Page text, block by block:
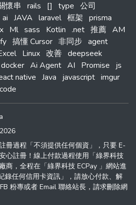
懷串 rails [] type 公司
ai JAVA laravel 框架 prisma
Ml sass Kotlin .net 推薦 AM
搞懂 Cursor 非同步 agent
Linux 改善 deepseek
docker Ai Agent AI Promise
js
native Java javascript imgur
冊過程「不須提供任何個資」，只要 E-
心註冊！線上付款過程使用「綠界科技
商，全程在「綠界科技 ECPay 」網站進
錄任何信用卡資訊」，請放心付款、解
粉專或者 Email 聯絡站長，請求刪除網